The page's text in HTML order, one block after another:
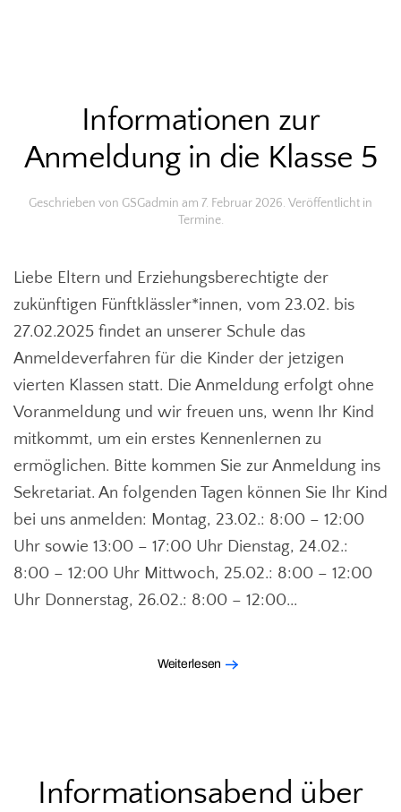
Informationen zur
Anmeldung in die Klasse 5
Geschrieben von GSGadmin am 7. Februar 2026. Veröffentlicht in
Termine.
Liebe Eltern und Erziehungsberechtigte der
zukünftigen Fünftklässler*innen, vom 23.02. bis
27.02.2025 findet an unserer Schule das
Anmeldeverfahren für die Kinder der jetzigen
vierten Klassen statt. Die Anmeldung erfolgt ohne
Voranmeldung und wir freuen uns, wenn Ihr Kind
mitkommt, um ein erstes Kennenlernen zu
ermöglichen. Bitte kommen Sie zur Anmeldung ins
Sekretariat. An folgenden Tagen können Sie Ihr Kind
bei uns anmelden: Montag, 23.02.: 8:00 – 12:00
Uhr sowie 13:00 – 17:00 Uhr Dienstag, 24.02.:
8:00 – 12:00 Uhr Mittwoch, 25.02.: 8:00 – 12:00
Uhr Donnerstag, 26.02.: 8:00 – 12:00...
Weiterlesen
Informationsabend über